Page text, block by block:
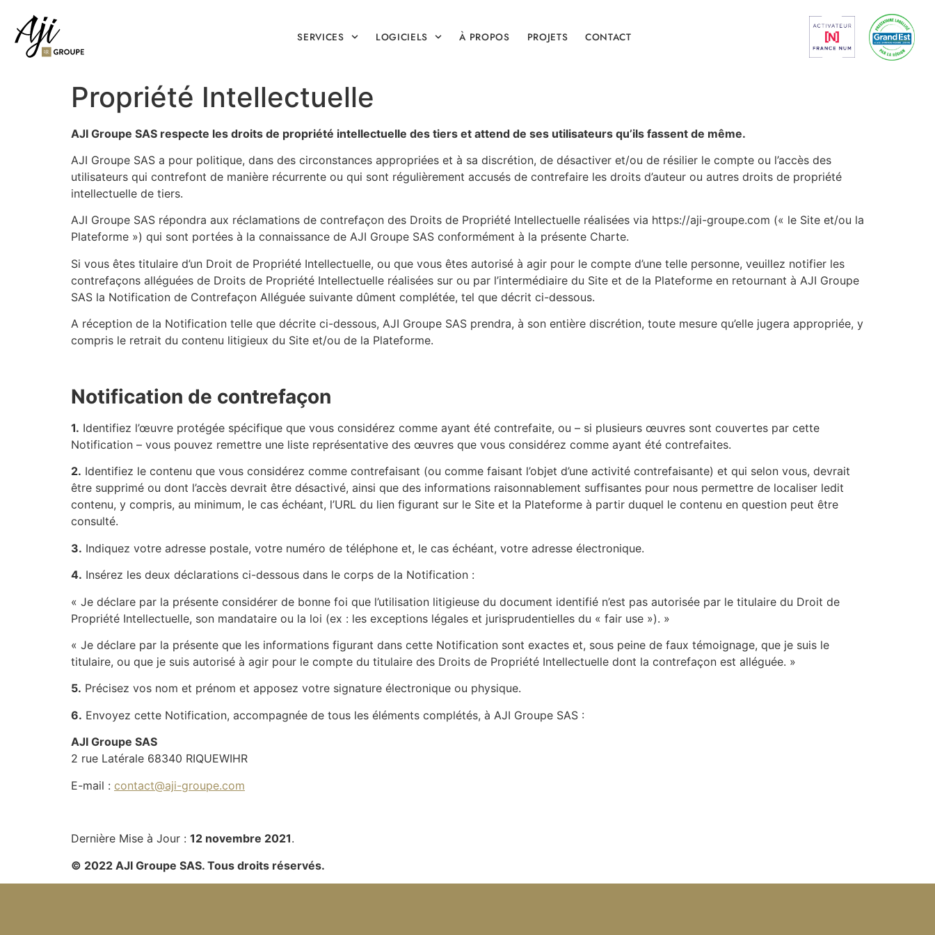
SERVICES LOGICIELS À PROPOS PROJETS CONTACT
Propriété Intellectuelle
AJI Groupe SAS respecte les droits de propriété intellectuelle des tiers et attend de ses utilisateurs qu’ils fassent de même.
AJI Groupe SAS a pour politique, dans des circonstances appropriées et à sa discrétion, de désactiver et/ou de résilier le compte ou l’accès des
utilisateurs qui contrefont de manière récurrente ou qui sont régulièrement accusés de contrefaire les droits d’auteur ou autres droits de propriété
intellectuelle de tiers.
AJI Groupe SAS répondra aux réclamations de contrefaçon des Droits de Propriété Intellectuelle réalisées via https://aji-groupe.com (« le Site et/ou la
Plateforme ») qui sont portées à la connaissance de AJI Groupe SAS conformément à la présente Charte.
Si vous êtes titulaire d’un Droit de Propriété Intellectuelle, ou que vous êtes autorisé à agir pour le compte d’une telle personne, veuillez notifier les
contrefaçons alléguées de Droits de Propriété Intellectuelle réalisées sur ou par l’intermédiaire du Site et de la Plateforme en retournant à AJI Groupe
SAS la Notification de Contrefaçon Alléguée suivante dûment complétée, tel que décrit ci-dessous.
A réception de la Notification telle que décrite ci-dessous, AJI Groupe SAS prendra, à son entière discrétion, toute mesure qu’elle jugera appropriée, y
compris le retrait du contenu litigieux du Site et/ou de la Plateforme.
Notification de contrefaçon
1. Identifiez l’œuvre protégée spécifique que vous considérez comme ayant été contrefaite, ou – si plusieurs œuvres sont couvertes par cette
Notification – vous pouvez remettre une liste représentative des œuvres que vous considérez comme ayant été contrefaites.
2. Identifiez le contenu que vous considérez comme contrefaisant (ou comme faisant l’objet d’une activité contrefaisante) et qui selon vous, devrait
être supprimé ou dont l’accès devrait être désactivé, ainsi que des informations raisonnablement suffisantes pour nous permettre de localiser ledit
contenu, y compris, au minimum, le cas échéant, l’URL du lien figurant sur le Site et la Plateforme à partir duquel le contenu en question peut être
consulté.
3. Indiquez votre adresse postale, votre numéro de téléphone et, le cas échéant, votre adresse électronique.
4. Insérez les deux déclarations ci-dessous dans le corps de la Notification :
« Je déclare par la présente considérer de bonne foi que l’utilisation litigieuse du document identifié n’est pas autorisée par le titulaire du Droit de
Propriété Intellectuelle, son mandataire ou la loi (ex : les exceptions légales et jurisprudentielles du « fair use »). »
« Je déclare par la présente que les informations figurant dans cette Notification sont exactes et, sous peine de faux témoignage, que je suis le
titulaire, ou que je suis autorisé à agir pour le compte du titulaire des Droits de Propriété Intellectuelle dont la contrefaçon est alléguée. »
5. Précisez vos nom et prénom et apposez votre signature électronique ou physique.
6. Envoyez cette Notification, accompagnée de tous les éléments complétés, à AJI Groupe SAS :
AJI Groupe SAS
2 rue Latérale 68340 RIQUEWIHR
E-mail : contact@aji-groupe.com
Dernière Mise à Jour : 12 novembre 2021.
© 2022 AJI Groupe SAS. Tous droits réservés.